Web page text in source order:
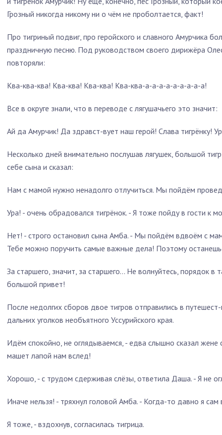
Грозный никогда никому ни о чём не проболтается, факт!
Про тигриный подвиг, про геройского и славного Амурчика
праздничную песню. Под руководством своего дирижёра
повторяли:
Ква-ква-ква! Ква-ква! Ква-ква! Ква-ква-а-а-а-а-а-а-а-а-а!
Все в округе знали, что в переводе с лягушачьего это значит:
Ай да Амурчик! Да здравст-вует наш герой! Слава тигрёнку!
Несколько дней внимательно послушав лягушек, большой
себе сына и сказал:
Нам с мамой нужно ненадолго отлучиться. Мы пойдём
Ура! - очень обрадовался тигрёнок. - Я тоже пойду в гости к
Нет! - строго остановил сына Амба. - Мы пойдём вдвоём с
Тебе можно поручить самые важные дела! Поэтому
За старшего, значит, за старшего… Не волнуйтесь, порядок
большой привет!
После недолгих сборов двое тигров отправились в
дальних уголков необъятного Уссурийского края.
Идём спокойно, не оглядываемся, - едва слышно сказал
машет лапой нам вслед!
Хорошо, - с трудом сдерживая слёзы, ответила Даша. - Я не
Иначе нельзя! - тряхнул головой Амба. - Когда-то давно я
Я тоже, - вздохнув, согласилась тигрица.